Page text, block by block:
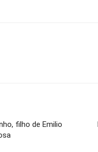
filho de Emilio